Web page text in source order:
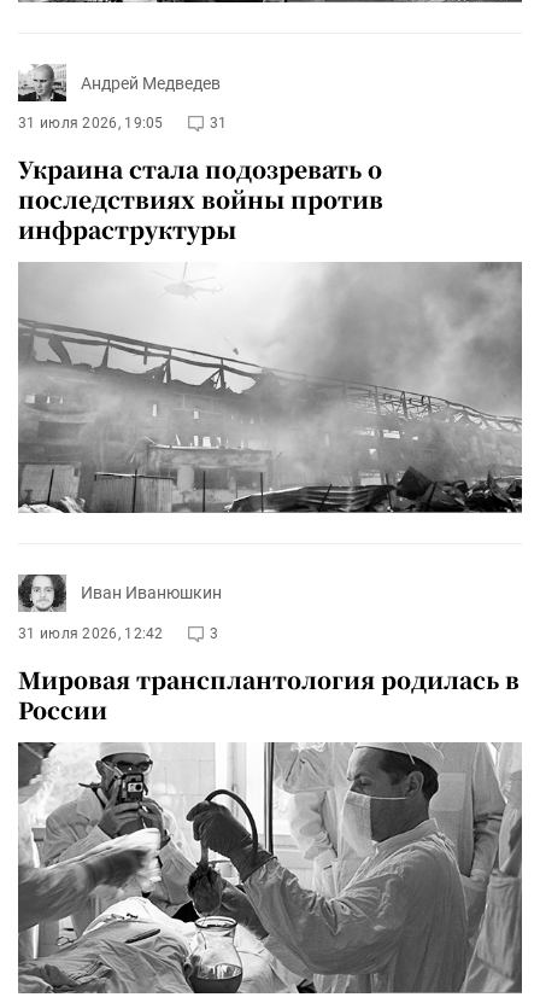
Андрей Медведев
31 июля 2026, 19:05 31
Украина стала подозревать о
последствиях войны против
инфраструктуры
Иван Иванюшкин
31 июля 2026, 12:42 3
Мировая трансплантология родилась в
России